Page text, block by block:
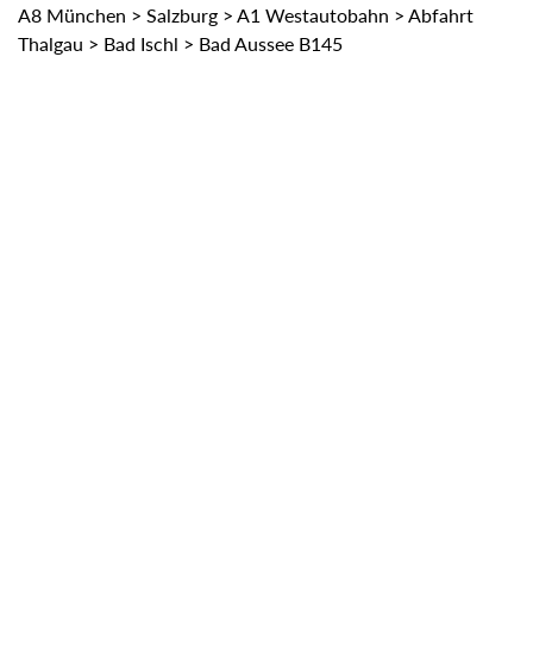
A8 München > Salzburg > A1 Westautobahn > Abfahrt
Thalgau > Bad Ischl > Bad Aussee B145